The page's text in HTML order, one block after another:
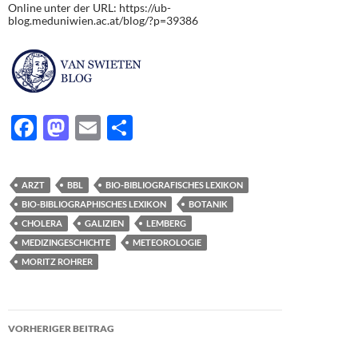
Online unter der URL: https://ub-
blog.meduniwien.ac.at/blog/?p=39386
F
e
b
o
o
M
to
d
o
n
E
ail le
n
ARZT BBL
BIO-BIBLIOGRAFISCHES LEXIKON
BIO-BIBLIOGRAPHISCHES LEXIKON
BOTANIK
CHOLERA
GALIZIEN
LEMBERG
MEDIZINGESCHICHTE
METEOROLOGIE
MORITZ ROHRER
Beitragsnavigation
VORHERIGER BEITRAG